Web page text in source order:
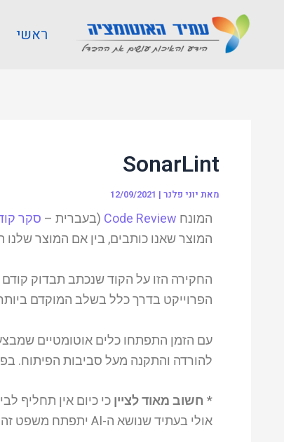
ראשי
SonarLint
מאת יוני פלנר |
12/09/2021
המונח Code Review (בעברית – סקר
המוצר שאנו כותבים, בין אם המוצר שלנו
החקירה הזו על הקוד שנכתב תבדוק
הפרוייקט בדרך כלל בשלב המוקדם
להורדה והתקנה מעל סביבות הפיתוח.
* חשוב מאוד לציין כי כיום אין תחליף
אולי בעתיד שנושא ה-AI יתפתח משפט זה כבר יהיה פחות רלוונטי.
Post
navigation